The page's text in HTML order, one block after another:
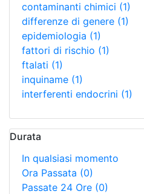
contaminanti chimici (1)
differenze di genere (1)
epidemiologia (1)
fattori di rischio (1)
ftalati (1)
inquiname (1)
interferenti endocrini (1)
Durata
In qualsiasi momento
Ora Passata (0)
Passate 24 Ore (0)